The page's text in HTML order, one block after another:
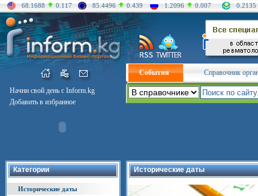
68.1688 0.117 85.4496 0.439 1.2096 0.007 0.2135
Начни свой день с Inform.kg
Добавить в избранное
События Справочник
Категории
Исторические даты
Исторические даты